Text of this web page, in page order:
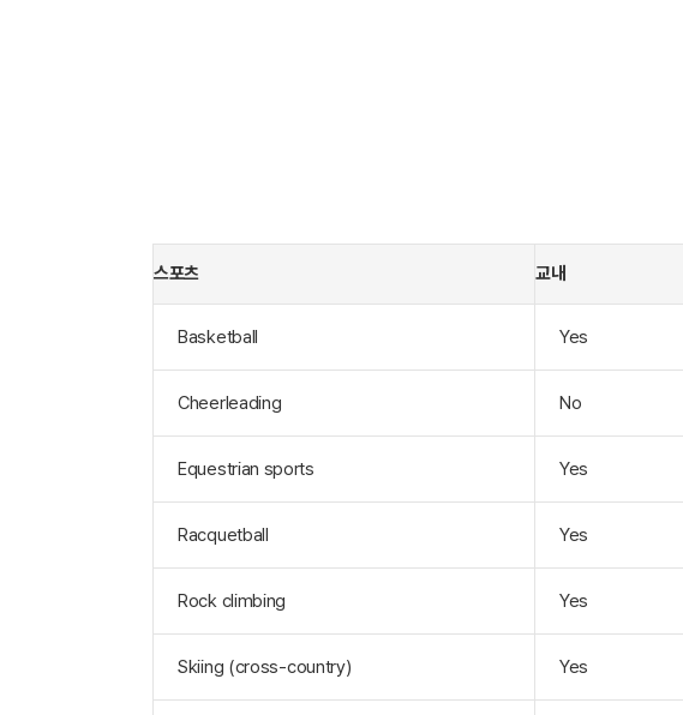
스포츠 교내
Basketball Yes
Cheerleading No
Equestrian sports Yes
Racquetball Yes
Rock climbing Yes
Skiing (cross-country) Yes